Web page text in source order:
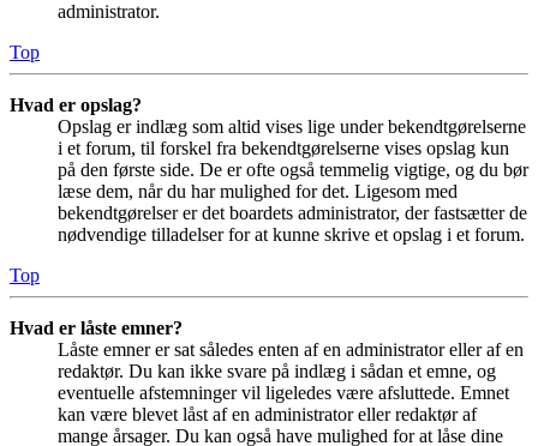
administrator.
Top
Hvad er opslag?
Opslag er indlæg som altid vises lige under bekendtgørelserne
i et forum, til forskel fra bekendtgørelserne vises opslag kun
på den første side. De er ofte også temmelig vigtige, og du bør
læse dem, når du har mulighed for det. Ligesom med
bekendtgørelser er det boardets administrator, der fastsætter de
nødvendige tilladelser for at kunne skrive et opslag i et forum.
Top
Hvad er låste emner?
Låste emner er sat således enten af en administrator eller af en
redaktør. Du kan ikke svare på indlæg i sådan et emne, og
eventuelle afstemninger vil ligeledes være afsluttede. Emnet
kan være blevet låst af en administrator eller redaktør af
mange årsager. Du kan også have mulighed for at låse dine